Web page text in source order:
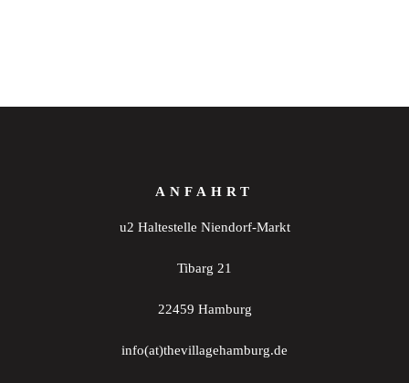
ANFAHRT
u2 Haltestelle Niendorf-Markt
Tibarg 21
22459 Hamburg
info(at)thevillagehamburg.de